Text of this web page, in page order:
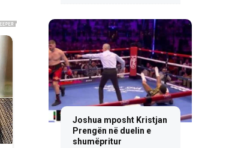
Joshua mposht Kristjan
Prengën në duelin e
shumëpritur